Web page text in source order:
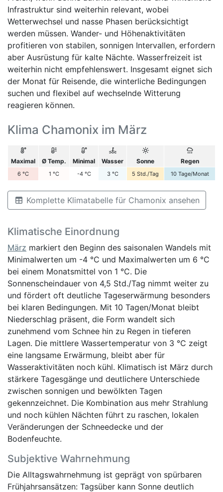
Infrastruktur sind weiterhin relevant, wobei
Wetterwechsel und nasse Phasen berücksichtigt
werden müssen. Wander- und Höhenaktivitäten
profitieren von stabilen, sonnigen Intervallen, erfordern
aber Ausrüstung für kalte Nächte. Wasserfreizeit ist
weiterhin nicht empfehlenswert. Insgesamt eignet sich
der Monat für Reisende, die winterliche Bedingungen
suchen und flexibel auf wechselnde Witterung
reagieren können.
Klima Chamonix im März
Maximal Ø Temp. Minimal Wasser Sonne Regen
6 °C 1 °C -4 °C 3 °C 5 Std./Tag 10 Tage/Monat
Komplette Klimatabelle für Chamonix ansehen
Klimatische Einordnung
März markiert den Beginn des saisonalen Wandels mit
Minimalwerten um -4 °C und Maximalwerten um 6 °C
bei einem Monatsmittel von 1 °C. Die
Sonnenscheindauer von 4,5 Std./Tag nimmt weiter zu
und fördert oft deutliche Tageserwärmung besonders
bei klaren Bedingungen. Mit 10 Tagen/Monat bleibt
Niederschlag präsent, die Form wandelt sich
zunehmend vom Schnee hin zu Regen in tieferen
Lagen. Die mittlere Wassertemperatur von 3 °C zeigt
eine langsame Erwärmung, bleibt aber für
Wasseraktivitäten noch kühl. Klimatisch ist März durch
stärkere Tagesgänge und deutlichere Unterschiede
zwischen sonnigen und bewölkten Tagen
gekennzeichnet. Die Kombination aus mehr Strahlung
und noch kühlen Nächten führt zu raschen, lokalen
Veränderungen der Schneedecke und der
Bodenfeuchte.
Subjektive Wahrnehmung
Die Alltagswahrnehmung ist geprägt von spürbaren
Frühjahrsansätzen: Tagsüber kann Sonne deutlich